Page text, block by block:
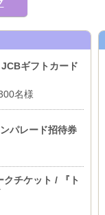
ギフトカード
名様
パレード招待券
チケット / 『ト